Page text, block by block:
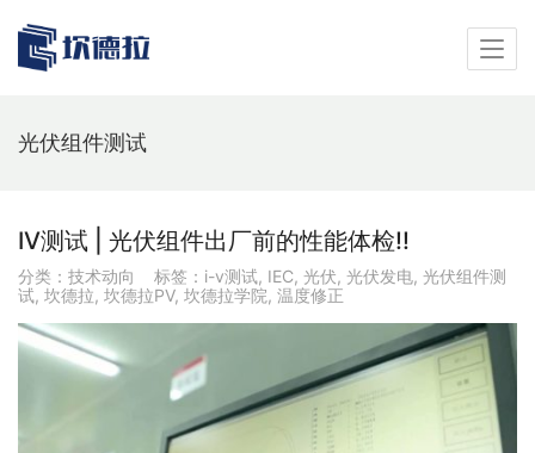
光伏组件测试
IV测试 | 光伏组件出厂前的性能体检!!
分类： 技术动向 标签： i-v测试, IEC, 光伏, 光伏发电, 光伏组件测
试, 坎德拉, 坎德拉PV, 坎德拉学院, 温度修正